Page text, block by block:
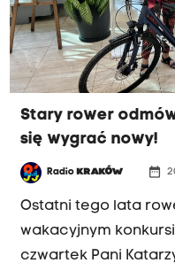
Stary rower
się wygrać nowy!
Radio KRAKÓW date_range
Ostatni tego lata
wakacyjnym
czwartek Pani